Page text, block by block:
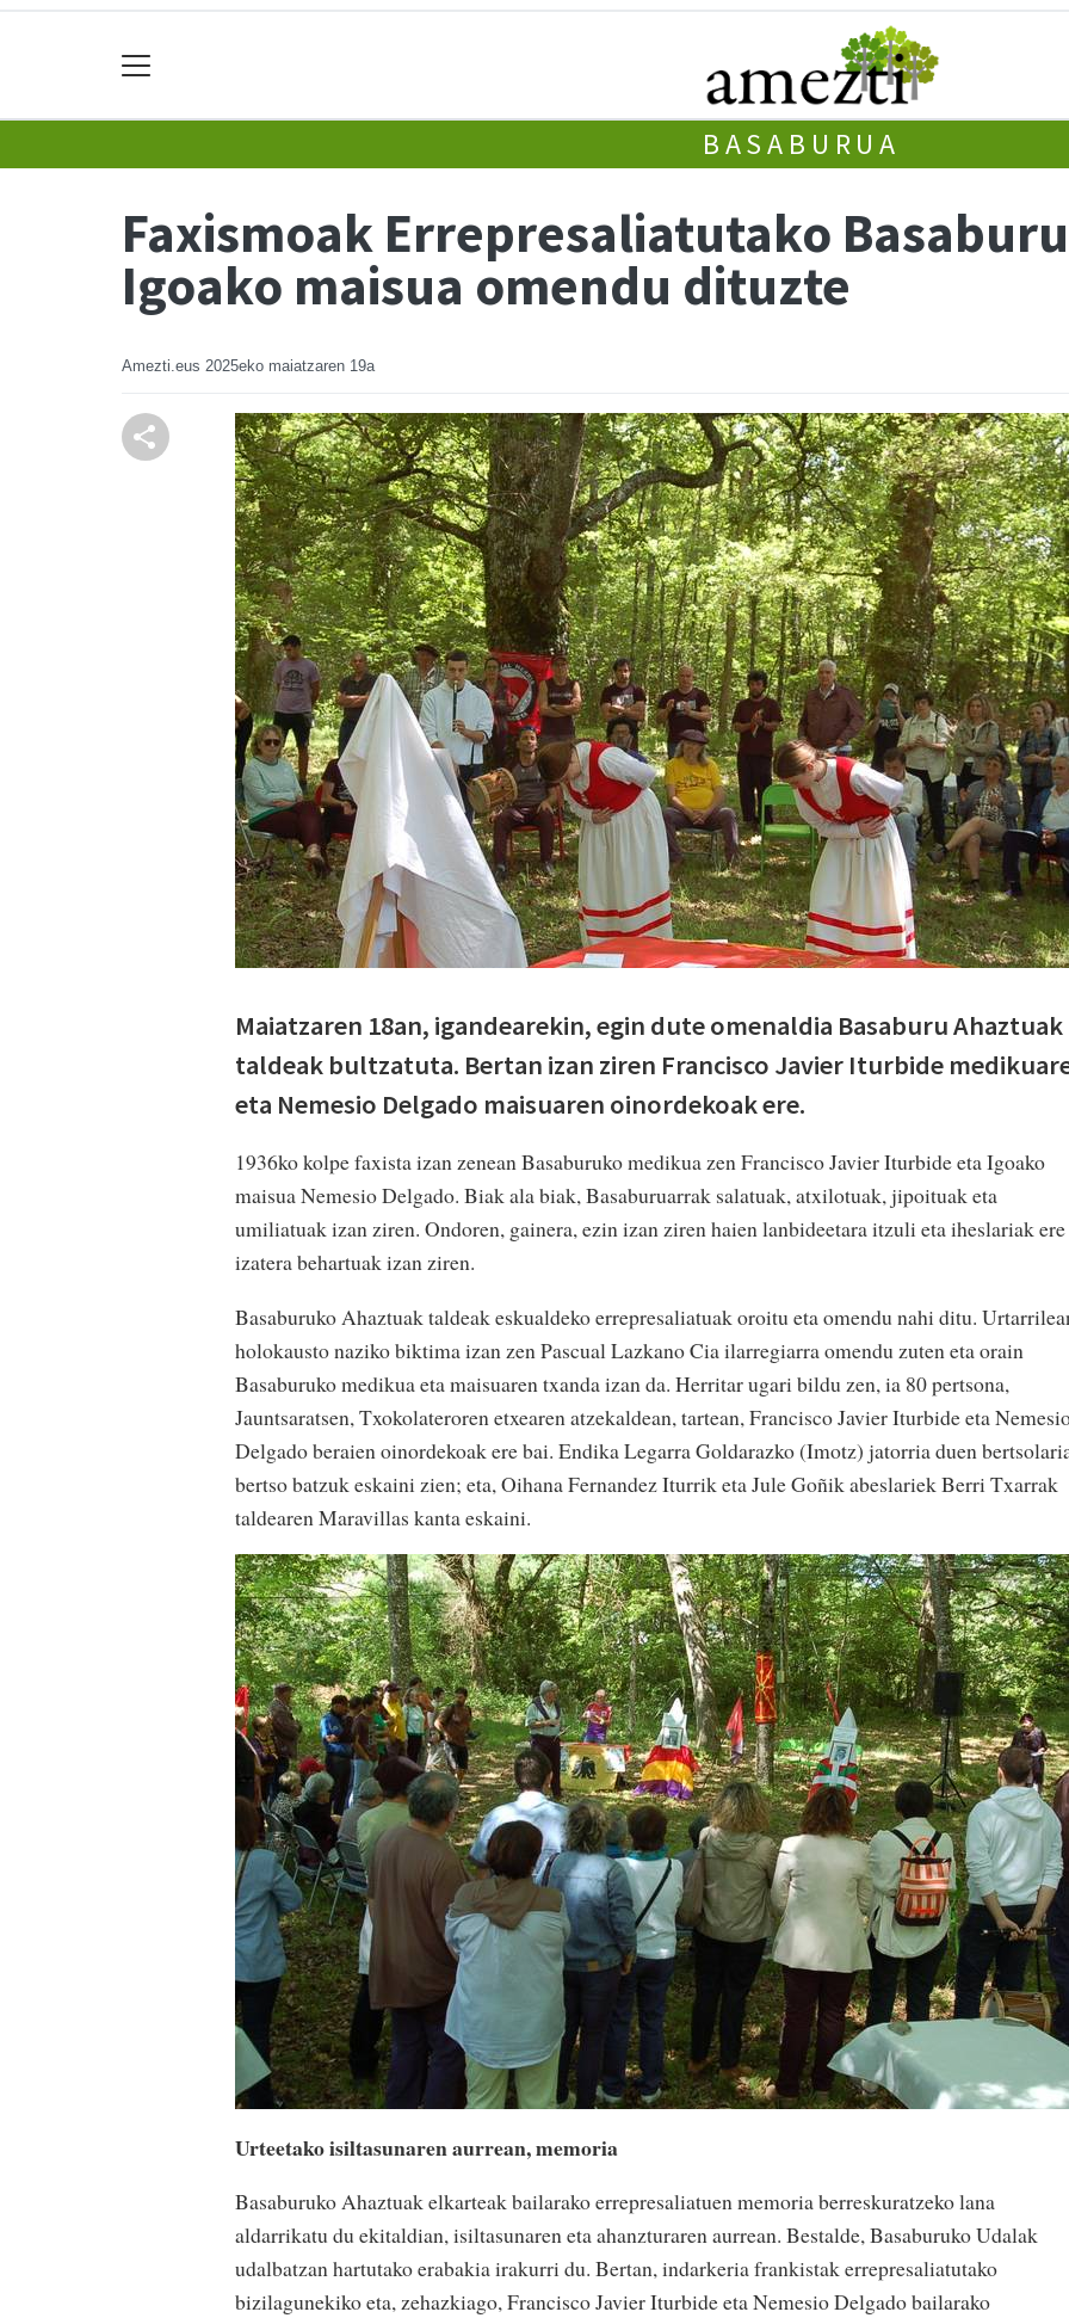
BASABURUA
Faxismoak Errepresaliatutako
Igoako maisua omendu dituzte
Amezti.eus 2025eko maiatzaren 19a
Maiatzaren 18an, igandearekin, egin dute omenaldia Basaburu Ahaztuak
taldeak bultzatuta. Bertan izan ziren Francisco Javier Iturbide
eta Nemesio Delgado maisuaren oinordekoak ere.
1936ko kolpe faxista izan zenean Basaburuko medikua zen Francisco Javier Iturbide eta Igoako
maisua Nemesio Delgado. Biak ala biak, Basaburuarrak salatuak, atxilotuak, jipoituak eta
umiliatuak izan ziren. Ondoren, gainera, ezin izan ziren haien lanbideetara itzuli eta iheslariak ere
izatera behartuak izan ziren.
Basaburuko Ahaztuak taldeak eskualdeko errepresaliatuak oroitu eta omendu nahi ditu.
holokausto naziko biktima izan zen Pascual Lazkano Cia ilarregiarra omendu zuten eta orain
Basaburuko medikua eta maisuaren txanda izan da. Herritar ugari bildu zen, ia 80 pertsona,
Jauntsaratsen, Txokolateroren etxearen atzekaldean, tartean, Francisco Javier Iturbide eta
Delgado beraien oinordekoak ere bai. Endika Legarra Goldarazko (Imotz) jatorria duen
bertso batzuk eskaini zien; eta, Oihana Fernandez Iturrik eta Jule Goñik abeslariek Berri Txarrak
taldearen Maravillas kanta eskaini.
Urteetako isiltasunaren aurrean, memoria
Basaburuko Ahaztuak elkarteak bailarako errepresaliatuen memoria berreskuratzeko lana
aldarrikatu du ekitaldian, isiltasunaren eta ahanzturaren aurrean. Bestalde, Basaburuko Udalak
udalbatzan hartutako erabakia irakurri du. Bertan, indarkeria frankistak errepresaliatutako
bizilagunekiko eta, zehazkiago, Francisco Javier Iturbide eta Nemesio Delgado bailarako